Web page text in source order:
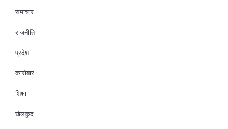
समाचार
राजनीति
प्रदेश
कारोबार
शिक्षा
खेलकुद